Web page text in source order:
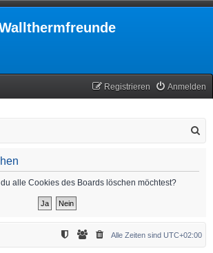
Anmelden
Registrieren
alle Cookies des Boards löschen möchtest?
Alle Zeiten sind UTC+02:00